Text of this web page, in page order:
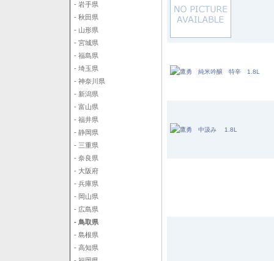
- 岩手県
- 秋田県
- 山形県
- 宮城県
- 福島県
- 埼玉県
- 神奈川県
- 新潟県
- 富山県
- 福井県
- 静岡県
- 三重県
- 奈良県
- 大阪府
- 兵庫県
- 岡山県
- 広島県
- 鳥取県
- 島根県
- 高知県